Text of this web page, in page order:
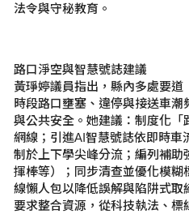
法令與守秘教育。
路口淨空與智慧號誌建議
黃琤婷議員指出，縣內多處要
時段路口壅塞、違停與接送車
與公共安全。她建議：制度化
網線；引進AI智慧號誌依即時車
制於上下學尖峰分流；編列補
揮棒等）；同步清查並優化模
線懶人包以降低誤解與陷阱式
要求整合資源，從科技執法、標